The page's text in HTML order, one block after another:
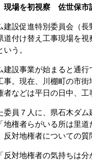
場を初視察 佐世保市
設促進特別委員会（
道付け替え工事現場を
う。
設事業が始まると通
事。現在、川棚町の市
者などは平日の日中、工
員７人に、県石木ダ
地権者らがいる所は里
対地権者についての質
対地権者の気持ちは分